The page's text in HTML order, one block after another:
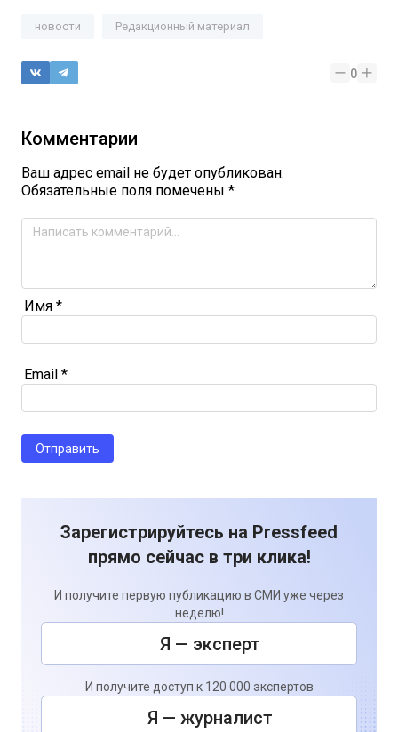
новости Редакционный материал
0
Комментарии
Ваш адрес email не будет опубликован.
Обязательные поля помечены *
Имя *
Email *
Зарегистрируйтесь на Pressfeed
прямо сейчас в три клика!
И получите первую публикацию в СМИ уже через
неделю!
Я — эксперт
И получите доступ к 120 000 экспертов
Я — журналист